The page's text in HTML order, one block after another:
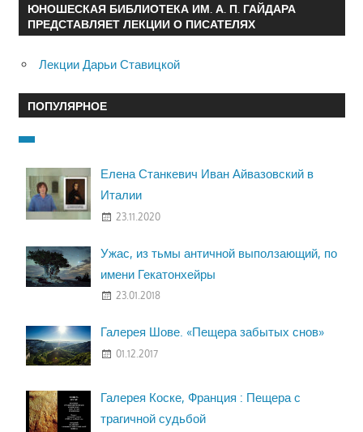
ЮНОШЕСКАЯ БИБЛИОТЕКА ИМ. А. П. ГАЙДАРА
ПРЕДСТАВЛЯЕТ ЛЕКЦИИ О ПИСАТЕЛЯХ
Лекции Дарьи Ставицкой
ПОПУЛЯРНОЕ
Елена Станкевич Иван Айвазовский в
Италии
23.11.2020
Ужас, из тьмы античной выползающий, по
имени Гекатонхейры
23.01.2018
Галерея Шове. «Пещера забытых снов»
01.12.2017
Галерея Коске, Франция : Пещера с
трагичной судьбой